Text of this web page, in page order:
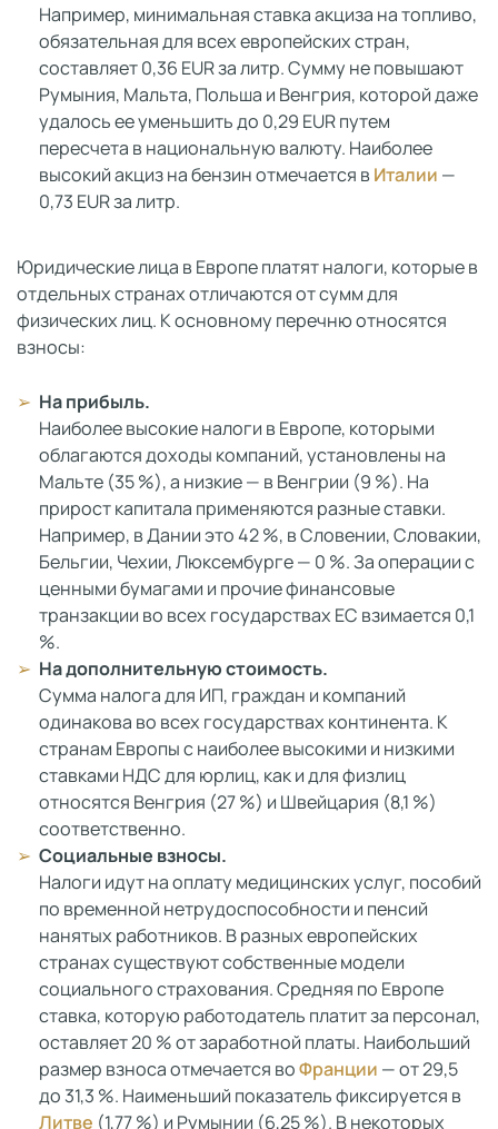
Например, минимальная ставка акциза на топливо,
обязательная для всех европейских стран,
составляет 0,36 EUR за литр. Сумму не повышают
Румыния, Мальта, Польша и Венгрия, которой даже
удалось ее уменьшить до 0,29 EUR путем
пересчета в национальную валюту. Наиболее
высокий акциз на бензин отмечается вИталии —
0,73 EUR за литр.
Юридические лица в Европе платят налоги, которые в
отдельных странах отличаются от сумм для
физических лиц. К основному перечню относятся
взносы:
На прибыль.
Наиболее высокие налоги в Европе, которыми
облагаются доходы компаний, установлены на
Мальте (35 %), а низкие — в Венгрии (9 %). На
прирост капитала применяются разные ставки.
Например, в Дании это 42 %, в Словении, Словакии,
Бельгии, Чехии, Люксембурге — 0 %. За операции с
ценными бумагами и прочие финансовые
транзакции во всех государствах ЕС взимается 0,1
%.
На дополнительную стоимость.
Сумма налога для ИП, граждан и компаний
одинакова во всех государствах континента. К
странам Европы с наиболее высокими и низкими
ставками НДС для юрлиц, как и для физлиц
относятся Венгрия (27 %) и Швейцария (8,1 %)
соответственно.
Социальные взносы.
Налоги идут на оплату медицинских услуг, пособий
по временной нетрудоспособности и пенсий
нанятых работников. В разных европейских
странах существуют собственные модели
социального страхования. Средняя по Европе
ставка, которую работодатель платит за персонал,
оставляет 20 % от заработной платы. Наибольший
размер взноса отмечается воФранции — от 29,5
до 31,3 %. Наименьший показатель фиксируется в
Литве (1,77 %) и Румынии (6,25 %). В некоторых